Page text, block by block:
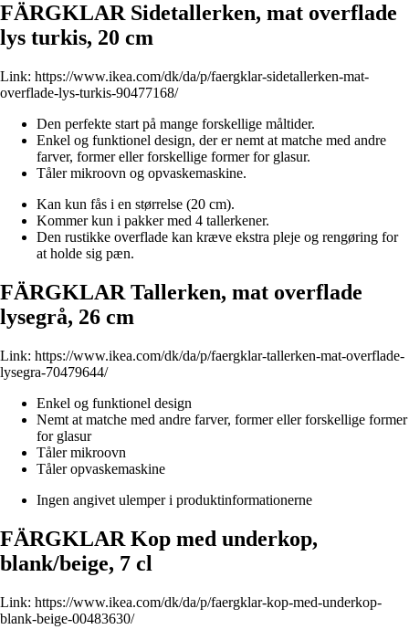
FÄRGKLAR Sidetallerken, mat overflade
lys turkis, 20 cm
Link: https://www.ikea.com/dk/da/p/faergklar-sidetallerken-mat-
overflade-lys-turkis-90477168/
Den perfekte start på mange forskellige måltider.
Enkel og funktionel design, der er nemt at matche med andre
farver, former eller forskellige former for glasur.
Tåler mikroovn og opvaskemaskine.
Kan kun fås i en størrelse (20 cm).
Kommer kun i pakker med 4 tallerkener.
Den rustikke overflade kan kræve ekstra pleje og rengøring for
at holde sig pæn.
FÄRGKLAR Tallerken, mat overflade
lysegrå, 26 cm
Link: https://www.ikea.com/dk/da/p/faergklar-tallerken-mat-overflade-
lysegra-70479644/
Enkel og funktionel design
Nemt at matche med andre farver, former eller forskellige former
for glasur
Tåler mikroovn
Tåler opvaskemaskine
Ingen angivet ulemper i produktinformationerne
FÄRGKLAR Kop med underkop,
blank/beige, 7 cl
Link: https://www.ikea.com/dk/da/p/faergklar-kop-med-underkop-
blank-beige-00483630/